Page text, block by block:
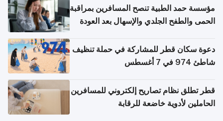
مؤسسة حمد الطبية تنصح المسافرين بمراقبة
الحمى والطفح الجلدي والإسهال بعد العودة
دعوة سكان قطر للمشاركة في حملة تنظيف
شاطئ 974 في 7 أغسطس
قطر تطلق نظام تصاريح إلكتروني للمسافرين
الحاملين لأدوية خاضعة للرقابة